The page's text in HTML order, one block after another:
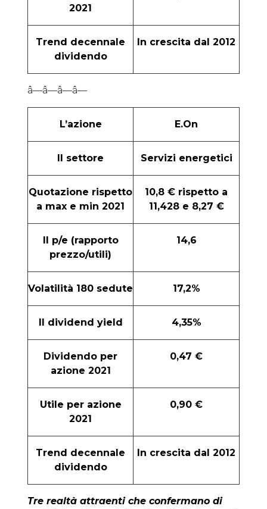
2021
Trend decennale
dividendo
In crescita dal 2012
â—â—â—â—
L’azione E.On
Il settore Servizi energetici
Quotazione rispetto
a max e min 2021
10,8 € rispetto a
11,428 e 8,27 €
Il p/e (rapporto
prezzo/utili)
14,6
Volatilità 180 sedute 17,2%
Il dividend yield 4,35%
Dividendo per
azione 2021
0,47 €
Utile per azione
2021
0,90 €
Trend decennale
dividendo
In crescita dal 2012
Tre realtà attraenti che confermano di